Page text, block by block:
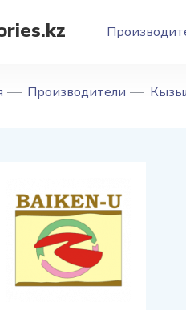
Производители